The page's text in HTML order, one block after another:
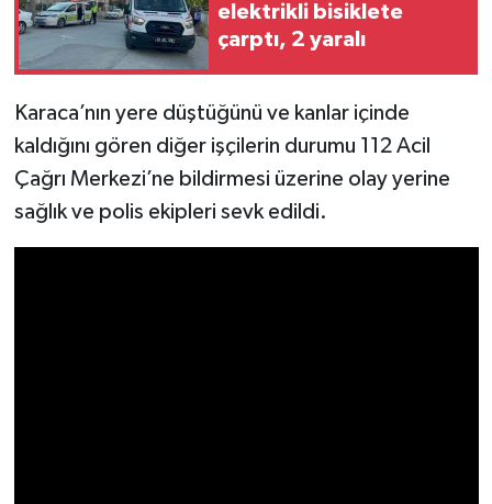
elektrikli bisiklete
çarptı, 2 yaralı
Karaca’nın yere düştüğünü ve kanlar içinde
kaldığını gören diğer işçilerin durumu 112 Acil
Çağrı Merkezi’ne bildirmesi üzerine olay yerine
sağlık ve polis ekipleri sevk edildi.
Köşe Yazıları
Kültür Sanat
Kütahya
Magazin